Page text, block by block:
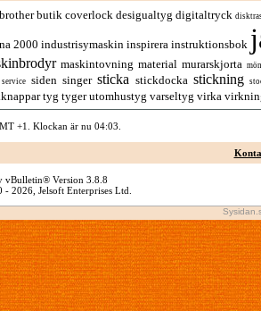
brother butik coverlock desigualtyg digitaltryck
2000 industrisymaskin inspirera instruktionsbok
maskintovning material murarskjorta
service siden singer sticka stickdocka stickning
tyg tyger utomhustyg varseltyg virka
+1. Klockan är nu 04:03
vBulletin® Version 3.8.8
2026, Jelsoft Enterprises Ltd.